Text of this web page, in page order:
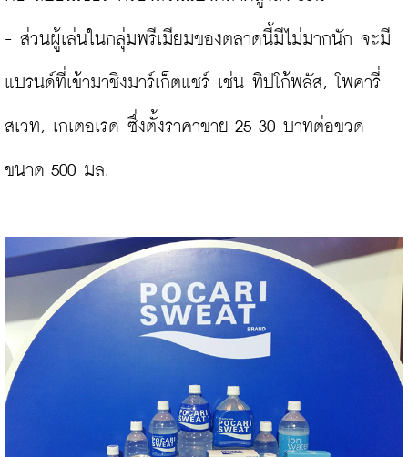
- ส่วนผู้เล่นในกลุ่มพรีเมียมของตลาดนี้มีไม่มากนัก จะมี
แบรนด์ที่เข้ามาชิงมาร์เก็ตแชร์ เช่น ทิปโก้พลัส, โพคารี่
สเวท, เกเตอเรด ซึ่งตั้งราคาขาย 25-30 บาทต่อขวด
ขนาด 500 มล.